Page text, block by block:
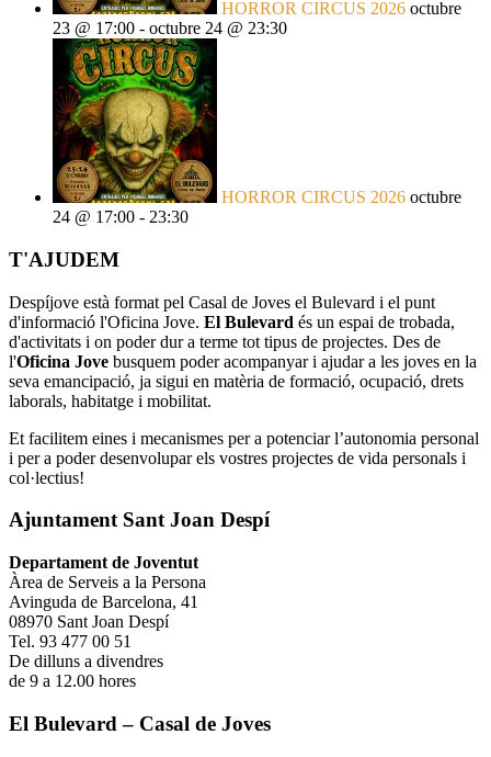
HORROR CIRCUS 2026 octubre
23 @ 17:00 - octubre 24 @ 23:30
HORROR CIRCUS 2026 octubre
24 @ 17:00 - 23:30
T'AJUDEM
Despíjove està format pel Casal de Joves el Bulevard i el punt
d'informació l'Oficina Jove. El Bulevard és un espai de trobada,
d'activitats i on poder dur a terme tot tipus de projectes. Des de
l'Oficina Jove busquem poder acompanyar i ajudar a les joves en la
seva emancipació, ja sigui en matèria de formació, ocupació, drets
laborals, habitatge i mobilitat.
Et facilitem eines i mecanismes per a potenciar l’autonomia personal
i per a poder desenvolupar els vostres projectes de vida personals i
col·lectius!
Ajuntament Sant Joan Despí
Departament de Joventut
Àrea de Serveis a la Persona
Avinguda de Barcelona, 41
08970 Sant Joan Despí
Tel. 93 477 00 51
De dilluns a divendres
de 9 a 12.00 hores
El Bulevard – Casal de Joves